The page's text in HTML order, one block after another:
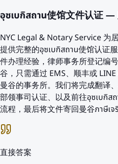
อุซเบกิสถาน使馆文件认证
NYC Legal & Notary Service 为
提供完整的อุซเบกิสถาน使馆认证
件办理经验，律师事务所登记编
谷，只需通过 EMS、顺丰或
曼谷的事务所。我们将完成翻译
部领事司认证、以及前往อุซเบกิส
流程，最后将文件寄回曼谷ภาษีเจ
直接答案